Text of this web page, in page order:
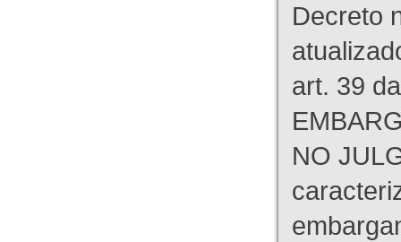
Decreto
art. 39
NO